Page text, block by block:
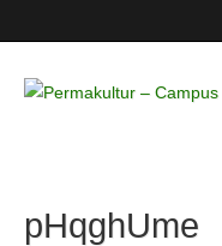
– Campus
pHqghUme